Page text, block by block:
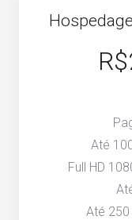
Até
Full HD
Até